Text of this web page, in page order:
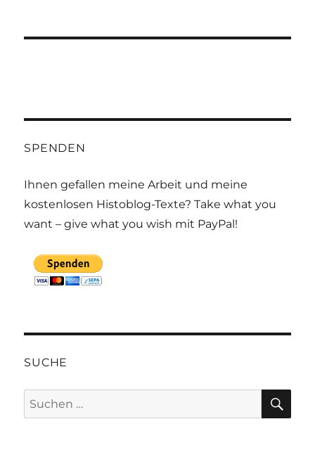
SPENDEN
Ihnen gefallen meine Arbeit und meine
kostenlosen Histoblog-Texte? Take what you
want – give what you wish mit PayPal!
SUCHE
Suchen
nach: